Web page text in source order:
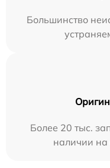
Большинство
Более 20 тыс.
наличии на